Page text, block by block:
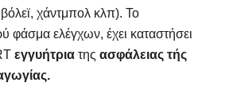
χάντμπολ κλπ). Το
ελέγχων, έχει καταστήσει
εγγυήτρια της ασφάλειας τής